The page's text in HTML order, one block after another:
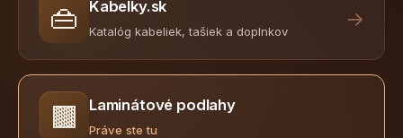
👜 Kabelky.sk
Katalóg kabeliek, tašiek a doplnkov
→
🟫 Laminátové podlahy
Práve ste tu